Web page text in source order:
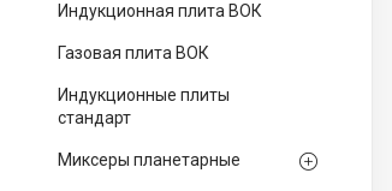
Индукционная плита ВОК
Газовая плита ВОК
Индукционные плиты
стандарт
Миксеры планетарные